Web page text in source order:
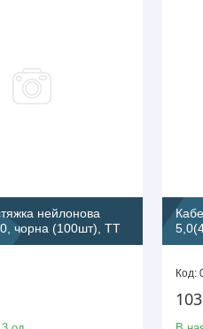
нейлонова
чорна (100шт), TT